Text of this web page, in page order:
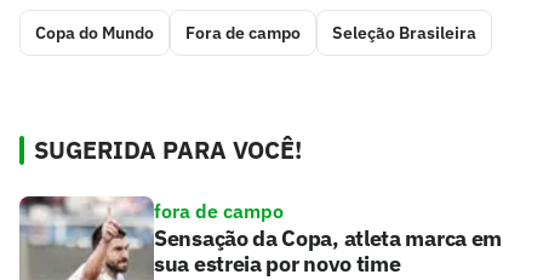
Copa do Mundo Fora de campo Seleção Brasileira
SUGERIDA PARA VOCÊ!
fora de campo
Sensação da Copa, atleta marca em
sua estreia por novo time